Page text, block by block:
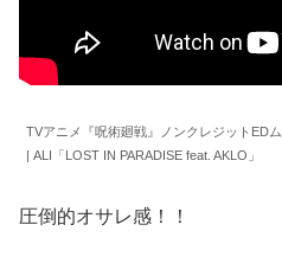
TVアニメ『呪術廻戦』ノンクレジットED
| ALI「LOST IN PARADISE feat. AKLO」
圧倒的オサレ感！！